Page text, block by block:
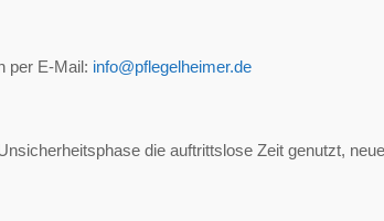
per E-Mail: info@pflegelheimer.de
die auftrittslose Zeit genutzt,